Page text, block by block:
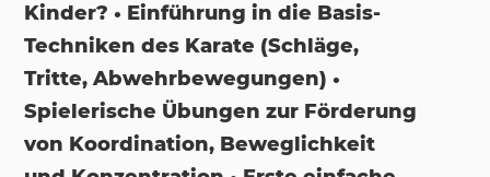
Kinder? • Einführung in die Basis-
Techniken des Karate (Schläge,
Tritte, Abwehrbewegungen) •
Spielerische Übungen zur Förderung
von Koordination, Beweglichkeit